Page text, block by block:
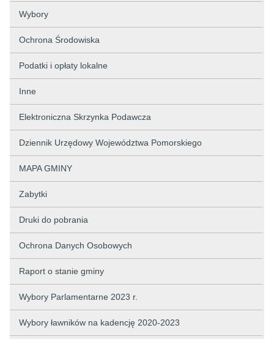
Wybory
Ochrona Środowiska
Podatki i opłaty lokalne
Inne
Elektroniczna Skrzynka Podawcza
Dziennik Urzędowy Województwa Pomorskiego
MAPA GMINY
Zabytki
Druki do pobrania
Ochrona Danych Osobowych
Raport o stanie gminy
Wybory Parlamentarne 2023 r.
Wybory ławników na kadencję 2020-2023